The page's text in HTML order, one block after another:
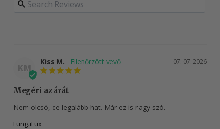
KM
07. 07. 2026
Kiss M.
Megéri az árát
Nem olcsó, de legalább hat. Már ez is nagy szó.
FunguLux